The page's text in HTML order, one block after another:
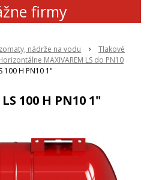
firmy
nádrže na vodu
Tlakové
MAXIVAREM LS do PN10
100 H PN10 1"
100 H PN10 1"